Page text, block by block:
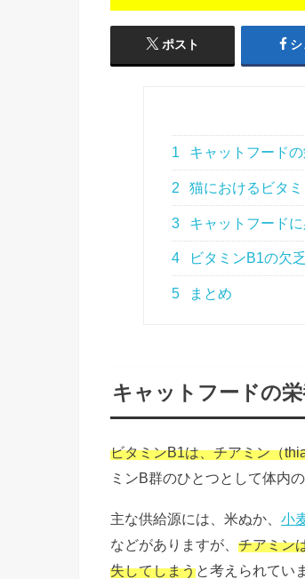
ポスト
1 キャットフード
2 猫におけるビタ
3 キャットフード
4 ビタミンB1の欠
5 まとめ
キャットフードの
ビタミンB1は、チアミン（
ミンB群のひとつとして体内
主な供給源には、米ぬか、 小
などがありますが、 チアミン
失してしまうと考えられてい